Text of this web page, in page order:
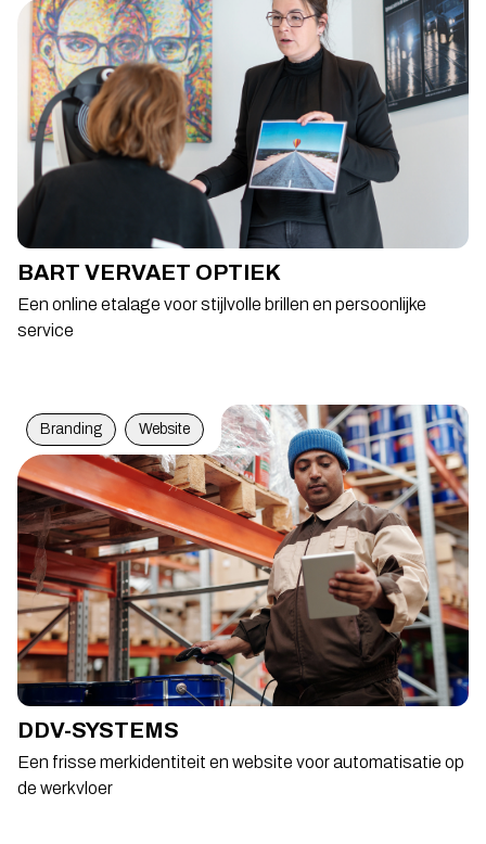
BART VERVAET OPTIEK
Een online etalage voor stijlvolle brillen en persoonlijke
service
Branding Website
DDV-SYSTEMS
Een frisse merkidentiteit en website voor automatisatie op
de werkvloer